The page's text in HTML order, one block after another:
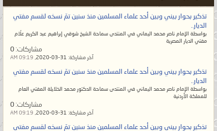
يا معشر علماء الأمّة وأتباعهم على
الهُدى لما جاء قدري وعصر ظهوري،
فهل تعلمون متى عصر بعث الإمام
المهديّ؟ إنه يكون في أمّة آخر الزمان
ينتسبون إليها ولم يبقَ إلا الاسم فلا
يسلم الناس من شرّ يده ولا من لسانه،
والمُسلم من سلم الناس من شرّ يده
تذكير بحوار بيني وبين أحد علماء المسلمين منذ سنين تمّ نسخه لقسم مفتي
الديار..
بواسطة الإمام ناصر محمد اليماني في المنتدى سماحة الشيخ شوقي إبراهيم عبد الكريم علّام
مفتي الديار المصرية
مشاركات:
آخر مشاركة: 09:19 AM
تذكير بحوار بيني وبين أحد علماء المسلمين منذ سنين تمّ نسخه لقسم مفتي
الديار..
بواسطة الإمام ناصر محمد اليماني في المنتدى سماحة الدكتور محمد الخلايلة المفتي العام
للمملكة الأردنية
مشاركات:
آخر مشاركة: 09:19 AM
تذكير بحوار بيني وبين أحد علماء المسلمين منذ سنين تمّ نسخه لقسم مفتي